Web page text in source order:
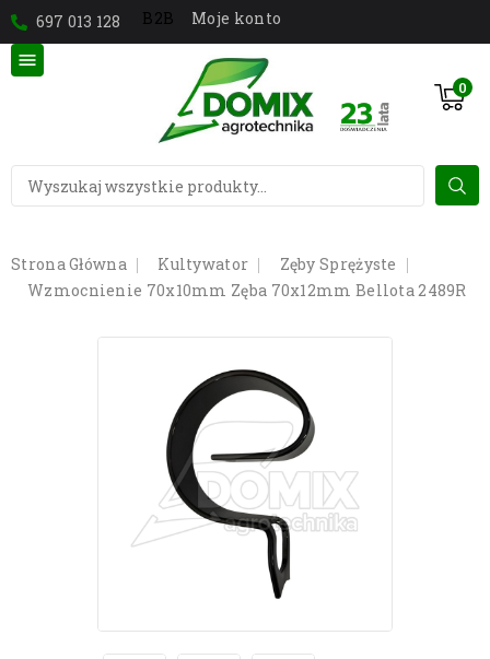
697 013 128 B2B Moje konto
0

Strona Główna Kultywator
Zęby Sprężyste
Wzmocnienie 70x10mm Zęba 70x12mm Bellota 2489R